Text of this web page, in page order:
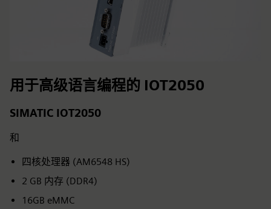
用于高级语言编程的 IOT2050
SIMATIC IOT2050
和
四核处理器 (AM6548 HS)
2 GB 内存 (DDR4)
16GB eMMC